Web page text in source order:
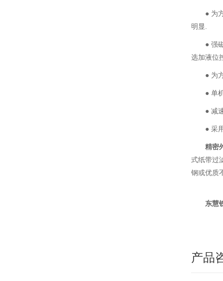
● 为
明显.
● 强
选加液位
● 为
● 单
● 减
● 采
精密
式纸带过
钢或优质
东慧
产品